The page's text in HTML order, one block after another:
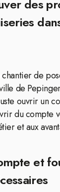
des
chantier de
de
ouvrir un
du compte
et aux
et